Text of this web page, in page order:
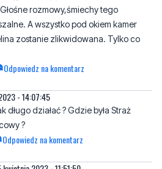
Odpowiedz na komentarz
- 14:07:45
działać ? Gdzie była Straż
Odpowiedz na komentarz
2023 - 11:51:50
mi łatwo zakończyć. Wielu w tym
Jedni umierają lub kończą pić na ich